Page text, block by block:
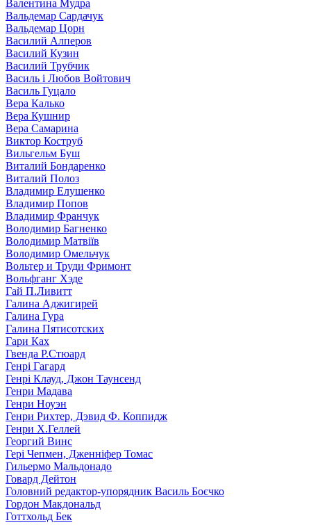
Валентина Мудра
Вальдемар Сардачук
Вальдемар Цорн
Василий Алперов
Василий Кузин
Василий Трубчик
Василь і Любов Войтович
Василь Гуцало
Вера Калько
Вера Кушнир
Вера Самарина
Виктор Коструб
Вильгельм Буш
Виталий Бондаренко
Виталий Полоз
Владимир Елушенко
Владимир Попов
Владимир Франчук
Володимир Багненко
Володимир Матвіїв
Володимир Омельчук
Вольтер и Труди Фримонт
Вольфганг Хэде
Гай П.Ливитт
Галина Аджигирей
Галина Гура
Галина Пятисотских
Гари Ках
Гвенда Р.Стюард
Генрі Гагард
Генрі Клауд, Джон Таунсенд
Генри Мадава
Генри Ноуэн
Генри Рихтер, Дэвид Ф. Коппидж
Генри Х.Геллей
Георгий Винс
Гері Чепмен, Дженніфер Томас
Гильермо Мальдонадо
Говард Дейтон
Головний редактор-упорядник Василь Боєчко
Гордон Макдональд
Готтхольд Бек